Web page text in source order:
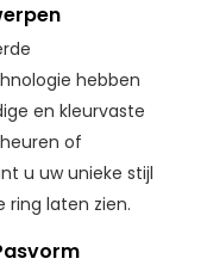
hebben
en kleurvaste
of
u uw unieke stijl
ring laten zien.